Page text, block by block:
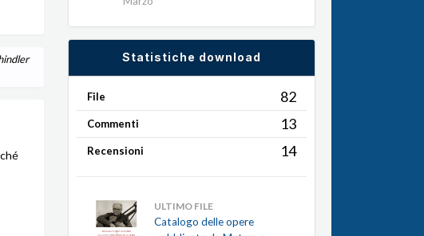
Statistiche download
File 82
Commenti 13
Recensioni 14
ULTIMO FILE
Catalogo delle opere